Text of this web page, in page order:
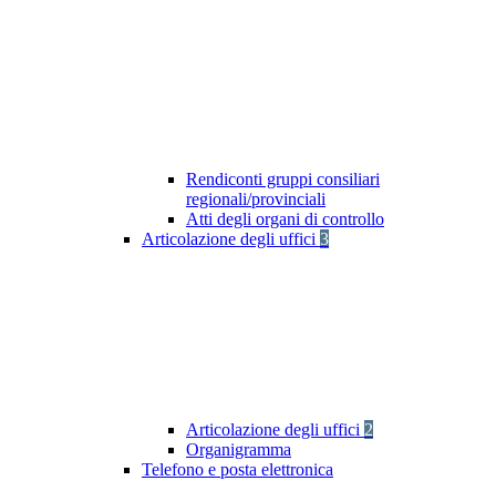
Rendiconti gruppi consiliari
regionali/provinciali
Atti degli organi di controllo
Articolazione degli uffici 3
Articolazione degli uffici 2
Organigramma
Telefono e posta elettronica